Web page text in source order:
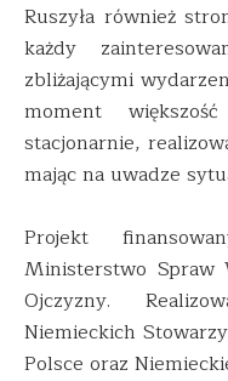
Ruszyła również
każdy
zbliżającymi
moment
stacjonarnie,
mając na uwadze
Projekt
Ministerstwo Spraw
Ojczyzny.
Niemieckich
Polsce oraz